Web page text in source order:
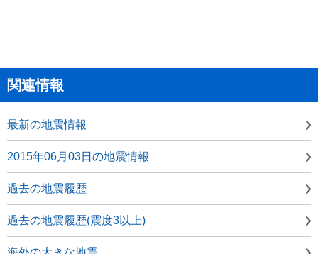
関連情報
最新の地震情報
2015年06月03日の地震情報
過去の地震履歴
過去の地震履歴(震度3以上)